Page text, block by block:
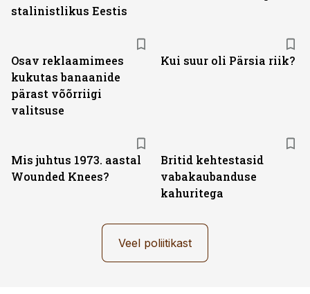
stalinistlikus Eestis
Osav reklaamimees
kukutas banaanide
pärast võõrriigi
valitsuse
Kui suur oli Pärsia riik?
Mis juhtus 1973. aastal
Wounded Knees?
Britid kehtestasid
vabakaubanduse
kahuritega
Veel poliitikast